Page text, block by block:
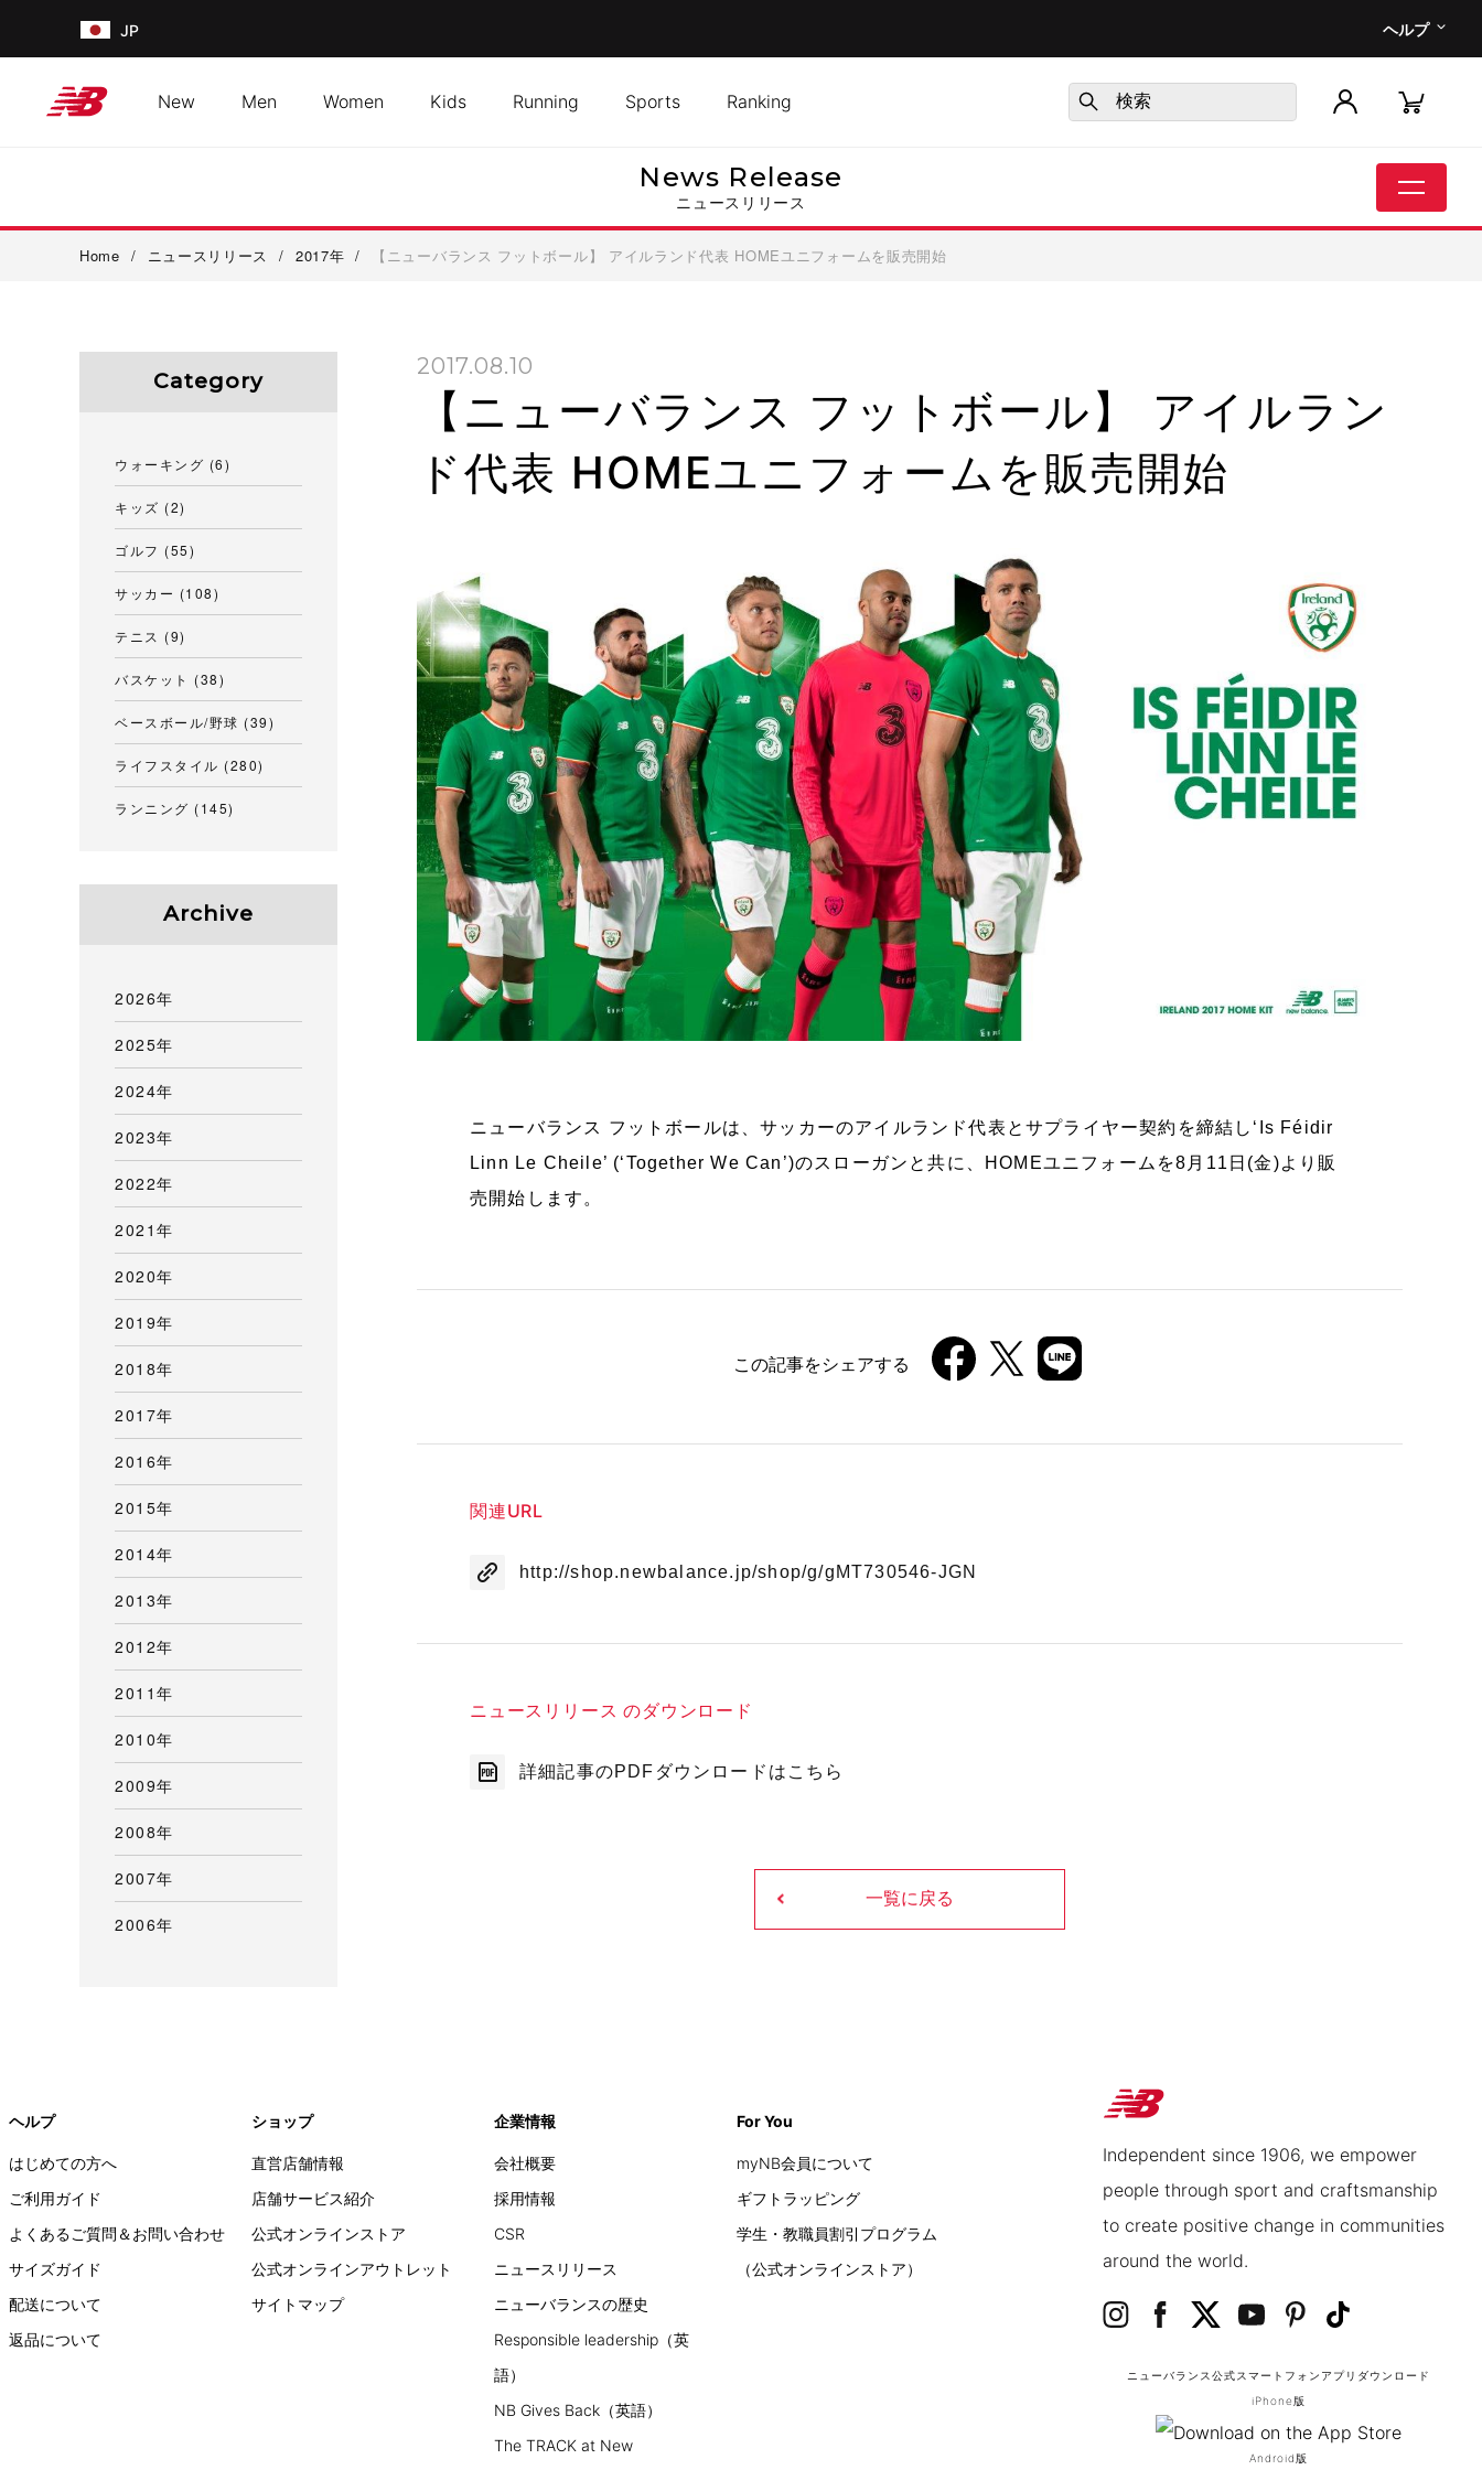
JP ヘルプ
New Men Women Kids Running Sports Ranking
News Release
ニュースリリース
Home / ニュースリリース / 2017年 / 【ニューバランス フットボール】 アイルランド代表 HOMEユニフォームを販売開始
2017.08.10
【ニューバランス フットボール】 アイルラン
ド代表 HOMEユニフォームを販売開始
ニューバランス フットボールは、サッカーのアイルランド代表とサプライヤー契約を締結し‘Is Féidir
Linn Le Cheile’ (‘Together We Can’)のスローガンと共に、HOMEユニフォームを8月11日(金)より販
売開始します。
この記事をシェアする
関連URL
http://shop.newbalance.jp/shop/g/gMT730546-JGN
ニュースリリース のダウンロード
詳細記事のPDFダウンロードはこちら
一覧に戻る
Category
ウォーキング (6)
キッズ (2)
ゴルフ (55)
サッカー (108)
テニス (9)
バスケット (38)
ベースボール/野球 (39)
ライフスタイル (280)
ランニング (145)
Archive
2026年
2025年
2024年
2023年
2022年
2021年
2020年
2019年
2018年
2017年
2016年
2015年
2014年
2013年
2012年
2011年
2010年
2009年
2008年
2007年
2006年
ヘルプ
はじめての方へ
ご利用ガイド
よくあるご質問＆お問い合わせ
サイズガイド
配送について
返品について
ショップ
直営店舗情報
店舗サービス紹介
公式オンラインストア
公式オンラインアウトレット
サイトマップ
企業情報
会社概要
採用情報
CSR
ニュースリリース
ニューバランスの歴史
Responsible leadership（英
語）
NB Gives Back（英語）
The TRACK at New
For You
myNB会員について
ギフトラッピング
学生・教職員割引プログラム
（公式オンラインストア）
Independent since 1906, we empower
people through sport and craftsmanship
to create positive change in communities
around the world.
ニューバランス公式スマートフォンアプリ ダウンロード
iPhone版
Android版